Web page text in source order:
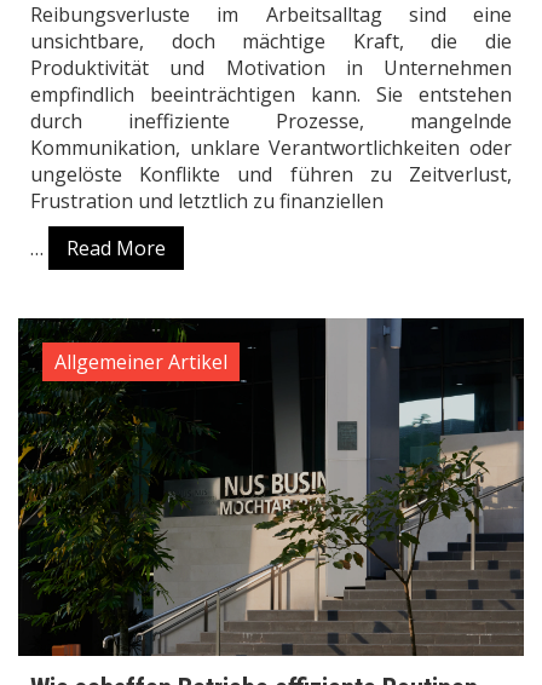
Reibungsverluste im Arbeitsalltag sind eine
unsichtbare, doch mächtige Kraft, die die
Produktivität und Motivation in Unternehmen
empfindlich beeinträchtigen kann. Sie entstehen
durch ineffiziente Prozesse, mangelnde
Kommunikation, unklare Verantwortlichkeiten oder
ungelöste Konflikte und führen zu Zeitverlust,
Frustration und letztlich zu finanziellen
…
Read More
Allgemeiner Artikel